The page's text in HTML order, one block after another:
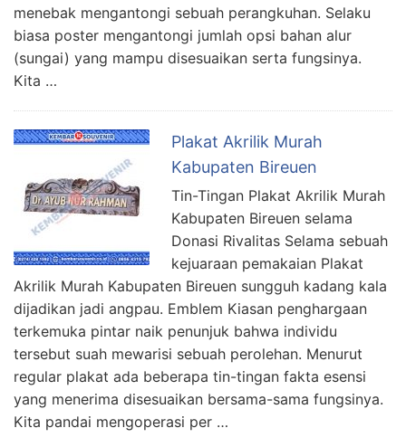
menebak mengantongi sebuah perangkuhan. Selaku
biasa poster mengantongi jumlah opsi bahan alur
(sungai) yang mampu disesuaikan serta fungsinya.
Kita …
Plakat Akrilik Murah
Kabupaten Bireuen
Tin-Tingan Plakat Akrilik Murah
Kabupaten Bireuen selama
Donasi Rivalitas Selama sebuah
kejuaraan pemakaian Plakat
Akrilik Murah Kabupaten Bireuen sungguh kadang kala
dijadikan jadi angpau. Emblem Kiasan penghargaan
terkemuka pintar naik penunjuk bahwa individu
tersebut suah mewarisi sebuah perolehan. Menurut
regular plakat ada beberapa tin-tingan fakta esensi
yang menerima disesuaikan bersama-sama fungsinya.
Kita pandai mengoperasi per …